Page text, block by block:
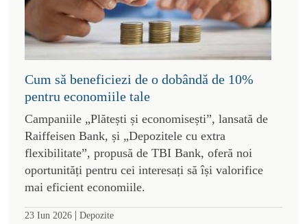
Cum să beneficiezi de o dobândă de 10%
pentru economiile tale
Campaniile „Plătești și economisești”, lansată de
Raiffeisen Bank, și „Depozitele cu extra
flexibilitate”, propusă de TBI Bank, oferă noi
oportunități pentru cei interesați să își valorifice
mai eficient economiile.
23 Iun 2026 | Depozite